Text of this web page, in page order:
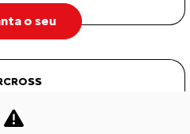
o seu